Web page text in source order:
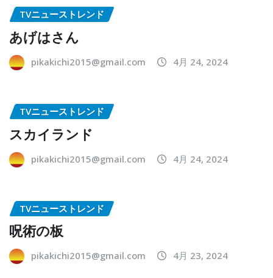
TVニューストレンド
あげはさん
pikakichi2015@gmail.com 4月 24, 2024
TVニューストレンド
スカイランド
pikakichi2015@gmail.com 4月 24, 2024
TVニューストレンド
呪術の板
pikakichi2015@gmail.com 4月 23, 2024